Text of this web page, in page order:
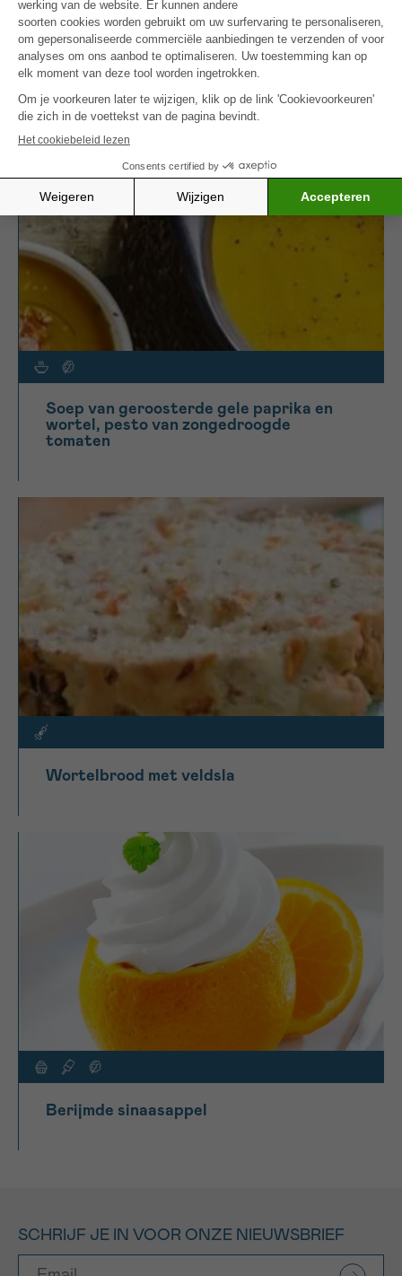
Zin in een ander visgerecht? Probeer dan zeker
ook demosselen op z’n Vlaams, een klassieker
aangepast aan specifieke voedingsbehoeften.
MEER INSPIRATIE
Soep van geroosterde gele paprika en
wortel, pesto van zongedroogde
tomaten
Wortelbrood met veldsla
Berijmde sinaasappel
SCHRIJF JE IN VOOR ONZE NIEUWSBRIEF